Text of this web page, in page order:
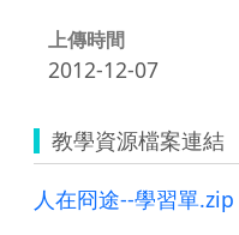
上傳時間
2012-12-07
教學資源檔案連結
人在冏途--學習單.zip